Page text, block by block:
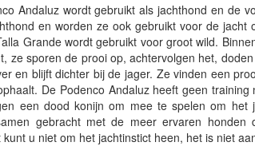
Andaluz wordt gebruikt als jachthond en de
en worden ze ook gebruikt voor de
Grande wordt gebruikt voor groot wild.
ze sporen de prooi op, achtervolgen het,
en blijft dichter bij de jager. Ze vinden een
De Podenco Andaluz heeft geen
een dood konijn om mee te spelen om het
gebracht met de meer ervaren
kunt u niet om het jachtinstict heen, het is niet